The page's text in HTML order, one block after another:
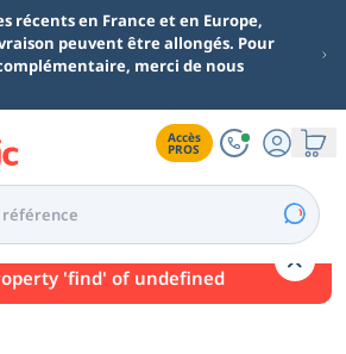
récents en France et en Europe,
peuvent être allongés. Pour
merci de nous
Accès
PROS
est survenue.
'find' of undefined